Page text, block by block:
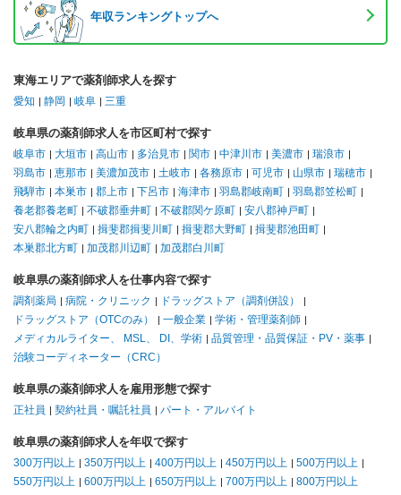
年収ランキングトップへ
東海エリアで薬剤師求人を探す
愛知 静岡 岐阜 三重
岐阜県の薬剤師求人を市区町村で探す
岐阜市 大垣市 高山市 多治見市 関市 中津川市 美濃市
瑞浪市
羽島市
恵那市 美濃加茂市 土岐市 各務原市 可児市 山県市
瑞穂市
飛騨市
本巣市 郡上市 下呂市 海津市 羽島郡岐南町
羽島郡笠松町
養老郡養老町
不破郡垂井町 不破郡関ケ原町
安八郡神戸町
安八郡輪之内町
揖斐郡揖斐川町 揖斐郡大野町
揖斐郡池田町
本巣郡北方町
加茂郡川辺町 加茂郡白川町
岐阜県の薬剤師求人を仕事内容で探す
調剤薬局 病院・クリニック
ドラッグストア（調剤併設）
ドラッグストア（OTCのみ）
一般企業
学術・管理薬剤師
メディカルライター、 MSL、 DI、学術
品質管理・品質保証・PV・薬事
治験コーディネーター（CRC）
岐阜県の薬剤師求人を雇用形態で探す
正社員 契約社員・嘱託社員 パート・アルバイト
岐阜県の薬剤師求人を年収で探す
300万円以上 350万円以上 400万円以上 450万円以上
500万円以上
550万円以上
600万円以上 650万円以上 700万円以上 800万円以上